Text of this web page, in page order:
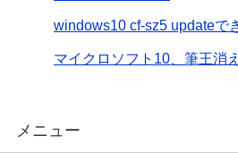
windows10 cf-sz5 updateで
マイクロソフト10、筆王消
メニュー